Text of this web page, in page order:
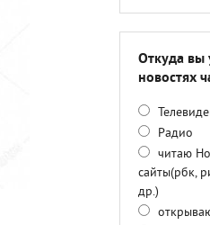
Откуда вы
новостях
Радио
читаю
сайты(рбк,
др.)